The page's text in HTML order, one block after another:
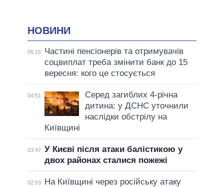
НОВИНИ
05:15
Частині пенсіонерів та отримувачів
соцвиплат треба змінити банк до 15
вересня: кого це стосується
04:51
Серед загиблих 4-річна
дитина: у ДСНС уточнили
наслідки обстрілу на
Київщині
03:47 У Києві після атаки балістикою у
двох районах сталися пожежі
02:53
На Київщині через російську атаку